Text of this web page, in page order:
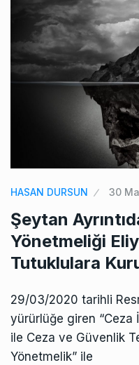
HASAN DURSUN 30
Şeytan
Yönetmeliği
Tutuklulara
29/03/2020 tarihli
yürürlüğe giren “Ceza
ile Ceza ve Güvenlik
Yönetmelik” ile